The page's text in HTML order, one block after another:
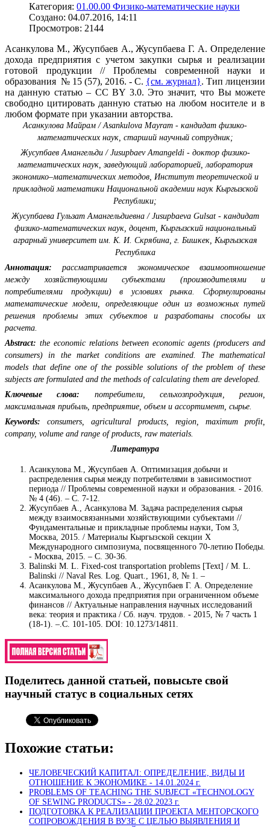
Категория: 01.00.00 Физико-математические науки
Создано: 04.07.2016, 14:11
Просмотров: 2144
Асанкулова М., Жусупбаев А., Жусупбаева Г. А. Определение
дохода предприятия с учетом закупки сырья и реализации
готовой продукции // Проблемы современной науки и
образования № 15 (57), 2016. - С. {см. журнал}. Тип лицензии
на данную статью – CC BY 3.0. Это значит, что Вы можете
свободно цитировать данную статью на любом носителе и в
любом формате при указании авторства.
Асанкулова Майрам / Asankulova Mayram - кандидат физико-
математических наук, старший научный сотрудник;
Жусупбаев Амангельди / Jusupbaev Amangeldi - доктор физико-
математических наук, заведующий лабораторией, лаборатория
экономико–математических методов, Институт теоретической и
прикладной математики Национальной академии наук Кыргызской
Республики;
Жусупбаева Гульзат Амангельдиевна / Jusupbaevа Gulsat - кандидат
физико-математических наук, доцент, Кыргызский национальный
аграрный университет им. К. И. Скрябина, г. Бишкек, Кыргызская
Республика
Аннотация: рассматривается экономическое взаимоотношение
между хозяйствующими субъектами (производителями и
потребителями продукции) в условиях рынка. Сформулированы
математические модели, определяющие один из возможных путей
решения проблемы этих субъектов и разработаны способы их
расчета.
Abstract: the economic relations between economic agents (producers and
consumers) in the market conditions are examined. The mathematical
models that define one of the possible solutions of the problem of these
subjects are formulated and the methods of calculating them are developed.
Ключевые слова: потребители, сельхозпродукция, регион,
максимальная прибыль, предприятие, объем и ассортимент, сырье.
Keywords: consumers, agricultural products, region, maximum profit,
company, volume and range of products, raw materials.
Литература
Асанкулова М., Жусупбаев А. Оптимизация добычи и
распределения сырья между потребителями в зависимостиот
периода // Проблемы современной науки и образования. - 2016.
№ 4 (46). – С. 7-12.
Жусупбаев А., Асанкулова М. Задача распределения сырья
между взаимосвязанными хозяйствующими субъектами //
Фундаментальные и прикладные проблемы науки, Том 3,
Москва, 2015. / Материалы Кыргызской секции Х
Международного симпозиума, посвященного 70-летию Победы.
- Москва, 2015. – С. 30-36.
Balinski M. L. Fixed-cost transportation problems [Text] / M. L.
Balinski // Naval Res. Log. Quart., 1961, 8, № 1. –
Асанкулова М., Жусупбаев А., Жусупбаев Г. А. Определение
максимального дохода предприятия при ограниченном объеме
финансов // Актуальные направления научных исследований
века: теория и практика / Сб. науч. трудов. - 2015, № 7 часть 1
(18-1). –.С. 101-105. DOI: 10.1273/14811.
Поделитесь данной статьей, повысьте свой
научный статус в социальных сетях
Похожие статьи:
ЧЕЛОВЕЧЕСКИЙ КАПИТАЛ: ОПРЕДЕЛЕНИЕ, ВИДЫ И
ОТНОШЕНИЕ К ЭКОНОМИКЕ - 14.01.2024 г.
PROBLEMS OF TEACHING THE SUBJECT «TECHNOLOGY
OF SEWING PRODUCTS» - 28.02.2023 г.
ПОДГОТОВКА К РЕАЛИЗАЦИИ ПРОЕКТА МЕНТОРСКОГО
СОПРОВОЖДЕНИЯ В ВУЗЕ С ЦЕЛЬЮ ВЫЯВЛЕНИЯ И